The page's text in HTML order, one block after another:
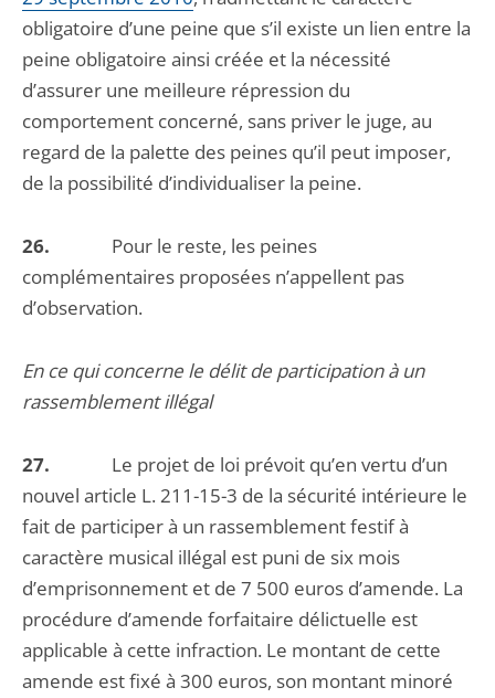
obligatoire d’une peine que s’il existe un lien entre la
peine obligatoire ainsi créée et la nécessité
d’assurer une meilleure répression du
comportement concerné, sans priver le juge, au
regard de la palette des peines qu’il peut imposer,
de la possibilité d’individualiser la peine.
26. Pour le reste, les peines
complémentaires proposées n’appellent pas
d’observation.
En ce qui concerne le délit de participation à un
rassemblement illégal
27. Le projet de loi prévoit qu’en vertu d’un
nouvel article L. 211-15-3 de la sécurité intérieure le
fait de participer à un rassemblement festif à
caractère musical illégal est puni de six mois
d’emprisonnement et de 7 500 euros d’amende. La
procédure d’amende forfaitaire délictuelle est
applicable à cette infraction. Le montant de cette
amende est fixé à 300 euros, son montant minoré